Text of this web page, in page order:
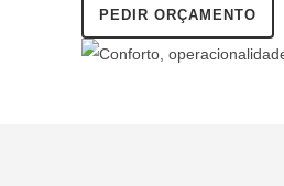
PEDIR ORÇAMENTO